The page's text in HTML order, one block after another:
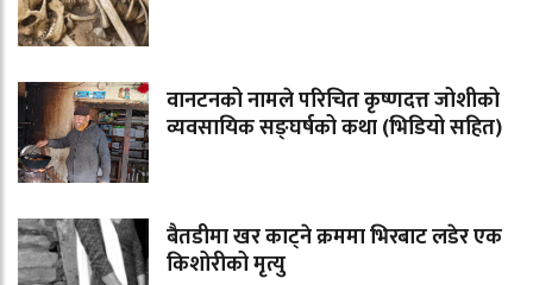
वानटनको नामले परिचित कृष्णदत्त जोशीको
व्यवसायिक सङ्घर्षको कथा (भिडियो सहित)
बैतडीमा खर काट्ने क्रममा भिरबाट लडेर एक
किशोरीको मृत्यु